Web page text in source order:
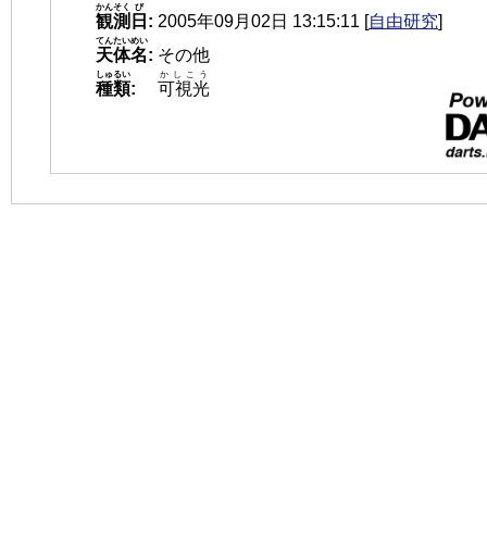
観測
かんそく
日
び
: 2005年09月02日 13:15:11 [自由研究]
天体名
てんたいめい
: その他
種類
しゅるい
: 可視光
かしこう